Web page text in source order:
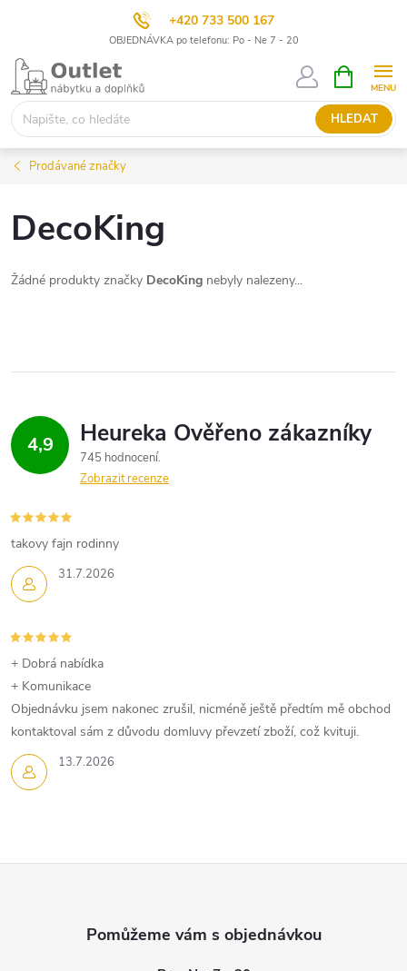
+420 733 500 167
OBJEDNÁVKA po telefonu: Po - Ne 7 - 20
Přejít
obsah
HLEDAT
NÁKUPNÍ
KOŠÍK
Prodávané značky
DecoKing
Žádné produkty značky DecoKing nebyly nalezeny...
4,9
745 hodnocení
Zobrazit recenze
31.7.2026
takovy fajn rodinny
13.7.2026
+ Dobrá nabídka
+ Komunikace
Objednávku jsem nakonec zrušil, nicméně ještě předtím mě obchod
kontaktoval sám z důvodu domluvy převzetí zboží, což kvituji.